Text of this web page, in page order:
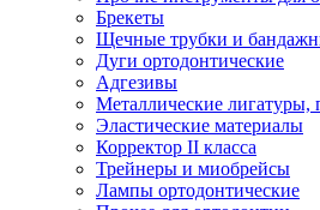
Брекеты
Щечные трубки и
Дуги ортодонтические
Адгезивы
Металлические
Эластические материалы
Корректор II класса
Трейнеры и миобрейсы
Лампы ортодонтические